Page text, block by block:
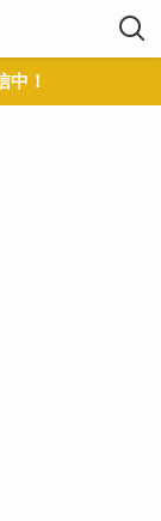
中！